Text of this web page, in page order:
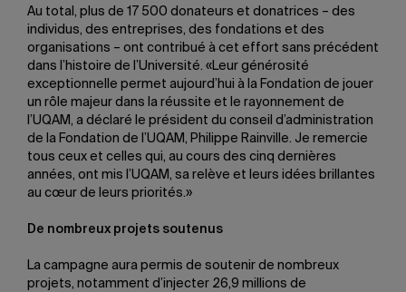
Au total, plus de 17 500 donateurs et donatrices – des
individus, des entreprises, des fondations et des
organisations – ont contribué à cet effort sans précédent
dans l’histoire de l’Université. «Leur générosité
exceptionnelle permet aujourd’hui à la Fondation de jouer
un rôle majeur dans la réussite et le rayonnement de
l’UQAM, a déclaré le président du conseil d’administration
de la Fondation de l’UQAM, Philippe Rainville. Je remercie
tous ceux et celles qui, au cours des cinq dernières
années, ont mis l’UQAM, sa relève et leurs idées brillantes
au cœur de leurs priorités.»
De nombreux projets soutenus
La campagne aura permis de soutenir de nombreux
projets, notamment d’injecter 26,9 millions de